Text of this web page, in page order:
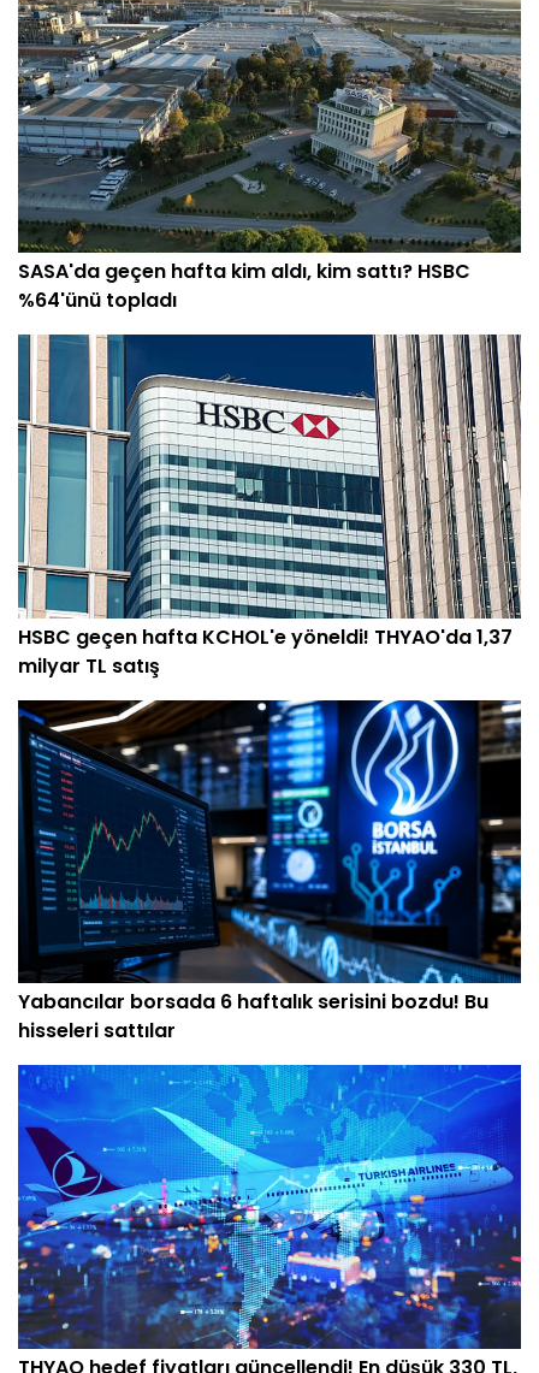
SASA'da geçen hafta kim aldı, kim sattı? HSBC
%64'ünü topladı
HSBC geçen hafta KCHOL'e yöneldi! THYAO'da 1,37
milyar TL satış
Yabancılar borsada 6 haftalık serisini bozdu! Bu
hisseleri sattılar
THYAO hedef fiyatları güncellendi! En düşük 330 TL,